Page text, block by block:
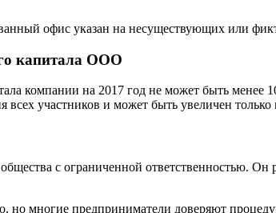
офис указан на несуществующих или
капитала ООО
компании на 2017 год не может быть
всех участников и может быть увеличен
с ограниченной ответственностью.
но многие предприниматели доверяют